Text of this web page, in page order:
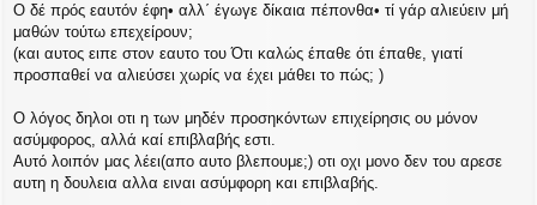
Ο δέ πρός εαυτόν έφη• αλλ΄ έγωγε δίκαια πέπονθα• τί γάρ αλιεύειν μή
μαθών τούτω επεχείρουν;
(και αυτος ειπε στον εαυτο του Ότι καλώς έπαθε ότι έπαθε, γιατί
προσπαθεί να αλιεύσει χωρίς να έχει μάθει το πώς; )
Ο λόγος δηλοι oτι η των μηδέν προσηκόντων επιχείρησις ου μόνον
ασύμφορος, αλλά καί επιβλαβής εστι.
Αυτό λοιπόν μας λέει(απο αυτο βλεπουμε;) οτι οχι μονο δεν του αρεσε
αυτη η δουλεια αλλα ειναι ασύμφορη και επιβλαβής.